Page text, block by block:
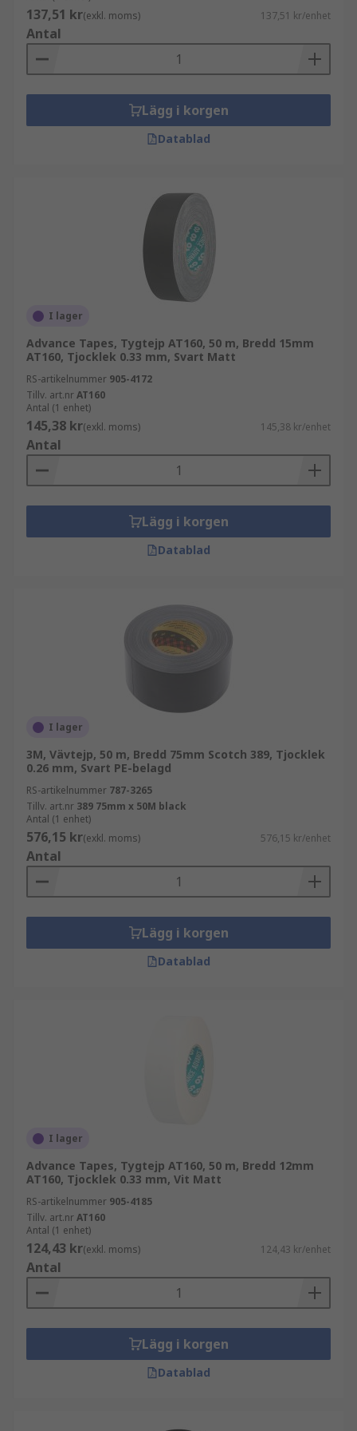
egenskaper och färger som gör att de kan
användas för många uppgifter - vilket gör den till
en viktig artikel i varje gör-det-själv-
verktygslåda.
137,51 kr(exkl. moms) 137,51 kr/enhet
Antal
Lägg i korgen
Datablad
I lager
Advance Tapes, Tygtejp AT160, 50 m, Bredd 15mm
AT160, Tjocklek 0.33 mm, Svart Matt
RS-artikelnummer 905-4172
Tillv. art.nrAT160
Antal (1 enhet)
145,38 kr(exkl. moms) 145,38 kr/enhet
Antal
Lägg i korgen
Datablad
I lager
3M, Vävtejp, 50 m, Bredd 75mm Scotch 389, Tjocklek
0.26 mm, Svart PE-belagd
RS-artikelnummer 787-3265
Tillv. art.nr 389 75mm x 50M black
Antal (1 enhet)
576,15 kr(exkl. moms) 576,15 kr/enhet
Antal
Lägg i korgen
Datablad
I lager
Advance Tapes, Tygtejp AT160, 50 m, Bredd 12mm
AT160, Tjocklek 0.33 mm, Vit Matt
RS-artikelnummer 905-4185
Tillv. art.nrAT160
Antal (1 enhet)
124,43 kr(exkl. moms) 124,43 kr/enhet
Antal
Lägg i korgen
Datablad